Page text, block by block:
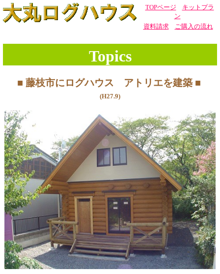
TOPページ
キットプラ
ン
資料請求| ご購入の流れ
Topics
■ 藤枝市にログハウス アトリエを建築 ■
(H27.9)